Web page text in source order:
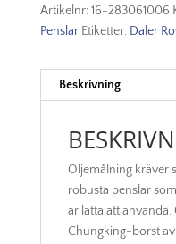
Artikelnr:16-283061006
Penslar Etiketter: Daler
Beskrivning
Oljemålning kräver
robusta penslar
är lätta att använda.
Chungking-borst